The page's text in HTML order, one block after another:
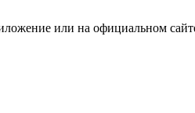
или на официальном